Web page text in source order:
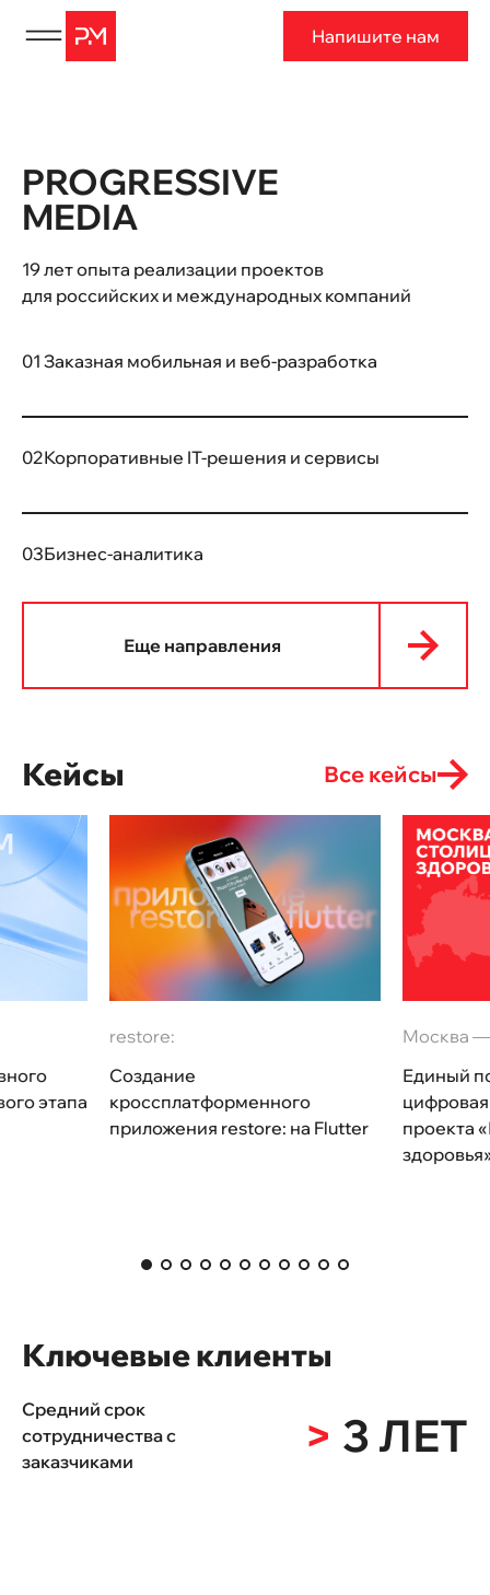
Напишите нам
PROGRESSIVE
MEDIA
19 лет опыта реализации проектов
для российских и международных компаний
01 Заказная мобильная и веб-разработка
02Корпоративные IT-решения и сервисы
03Бизнес-аналитика
Еще направления
Кейсы Все кейсы
этапа
restore:
Создание
кроссплатформенного
приложения restore: на Flutter
Москва —
Единый
проекта
Ключевые клиенты
Средний срок
сотрудничества с
заказчиками
> 3 ЛЕТ